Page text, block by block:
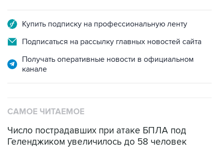
Купить подписку на профессиональную ленту
Подписаться на рассылку главных новостей сайта
Получать оперативные новости в официальном
канале
САМОЕ ЧИТАЕМОЕ
Число пострадавших при атаке БПЛА под
Геленджиком увеличилось до 58 человек